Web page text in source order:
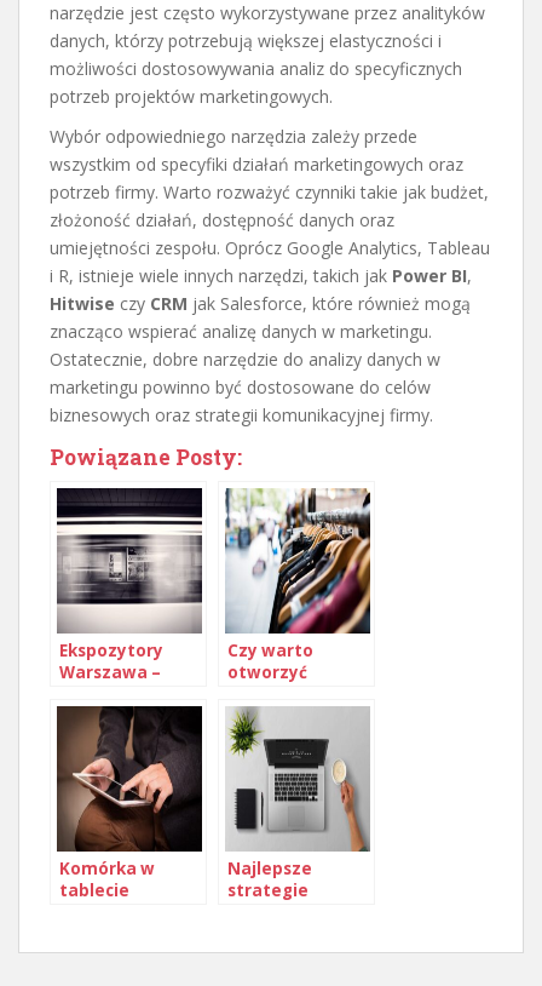
narzędzie jest często wykorzystywane przez analityków
danych, którzy potrzebują większej elastyczności i
możliwości dostosowywania analiz do specyficznych
potrzeb projektów marketingowych.
Wybór odpowiedniego narzędzia zależy przede
wszystkim od specyfiki działań marketingowych oraz
potrzeb firmy. Warto rozważyć czynniki takie jak budżet,
złożoność działań, dostępność danych oraz
umiejętności zespołu. Oprócz Google Analytics, Tableau
i R, istnieje wiele innych narzędzi, takich jak Power BI,
Hitwise czy CRM jak Salesforce, które również mogą
znacząco wspierać analizę danych w marketingu.
Ostatecznie, dobre narzędzie do analizy danych w
marketingu powinno być dostosowane do celów
biznesowych oraz strategii komunikacyjnej firmy.
Powiązane Posty:
Ekspozytory
Warszawa –
reklamowe
producent,
cennik
Czy warto
otworzyć
franczyzowy?
Komórka w
tablecie
Najlepsze
strategie
online